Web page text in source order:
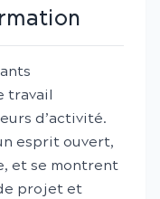
travail
d’activité.
esprit ouvert,
et se montrent
projet et